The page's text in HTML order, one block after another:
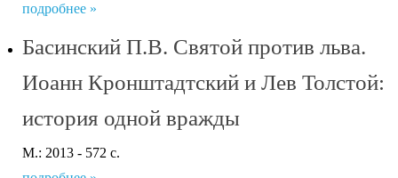
подробнее »
Басинский П.В. Святой против льва.
Иоанн Кронштадтский и Лев Толстой:
история одной вражды
М.: 2013 - 572 с.